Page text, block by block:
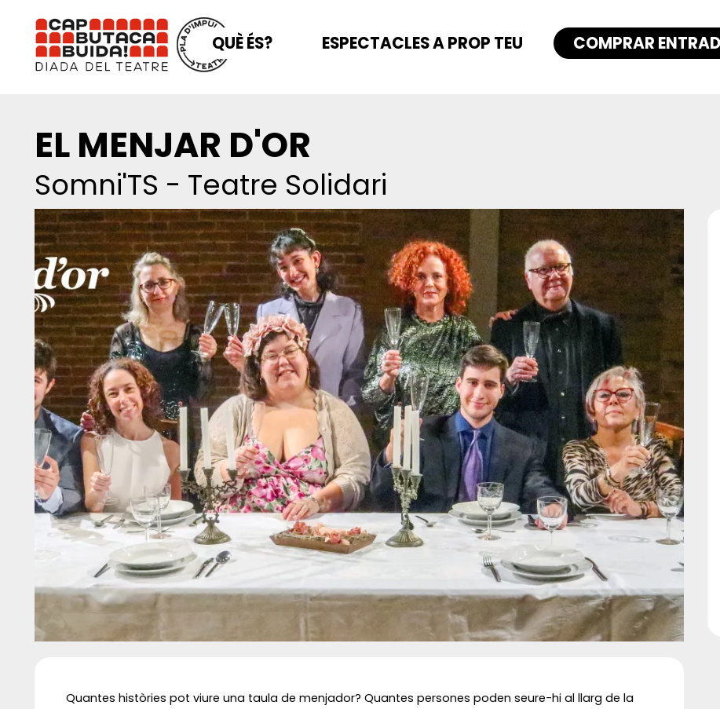
QUÈ ÉS? ESPECTACLES A PROP TEU COMPRAR
EL MENJAR D'OR
Somni'TS - Teatre Solidari
Quantes històries pot viure una taula de menjador? Quantes persones poden seure-hi al llarg de la